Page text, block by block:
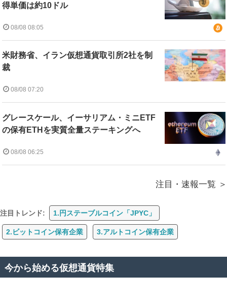
得単価は約10ドル
08/08 08:05
米財務省、イラン仮想通貨取引所2社を制
裁
08/08 07:20
グレースケール、イーサリアム・ミニETF
の保有ETHを実質全量ステーキングへ
08/08 06:25
注目・速報一覧
注目トレンド: 1.円ステーブルコイン「JPYC」
2.ビットコイン保有企業 3.アルトコイン保有企業
今から始める仮想通貨特集